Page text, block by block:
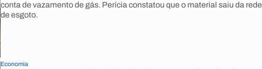
conta de vazamento de gás. Perícia constatou que o material saiu da rede
de esgoto.
Economia